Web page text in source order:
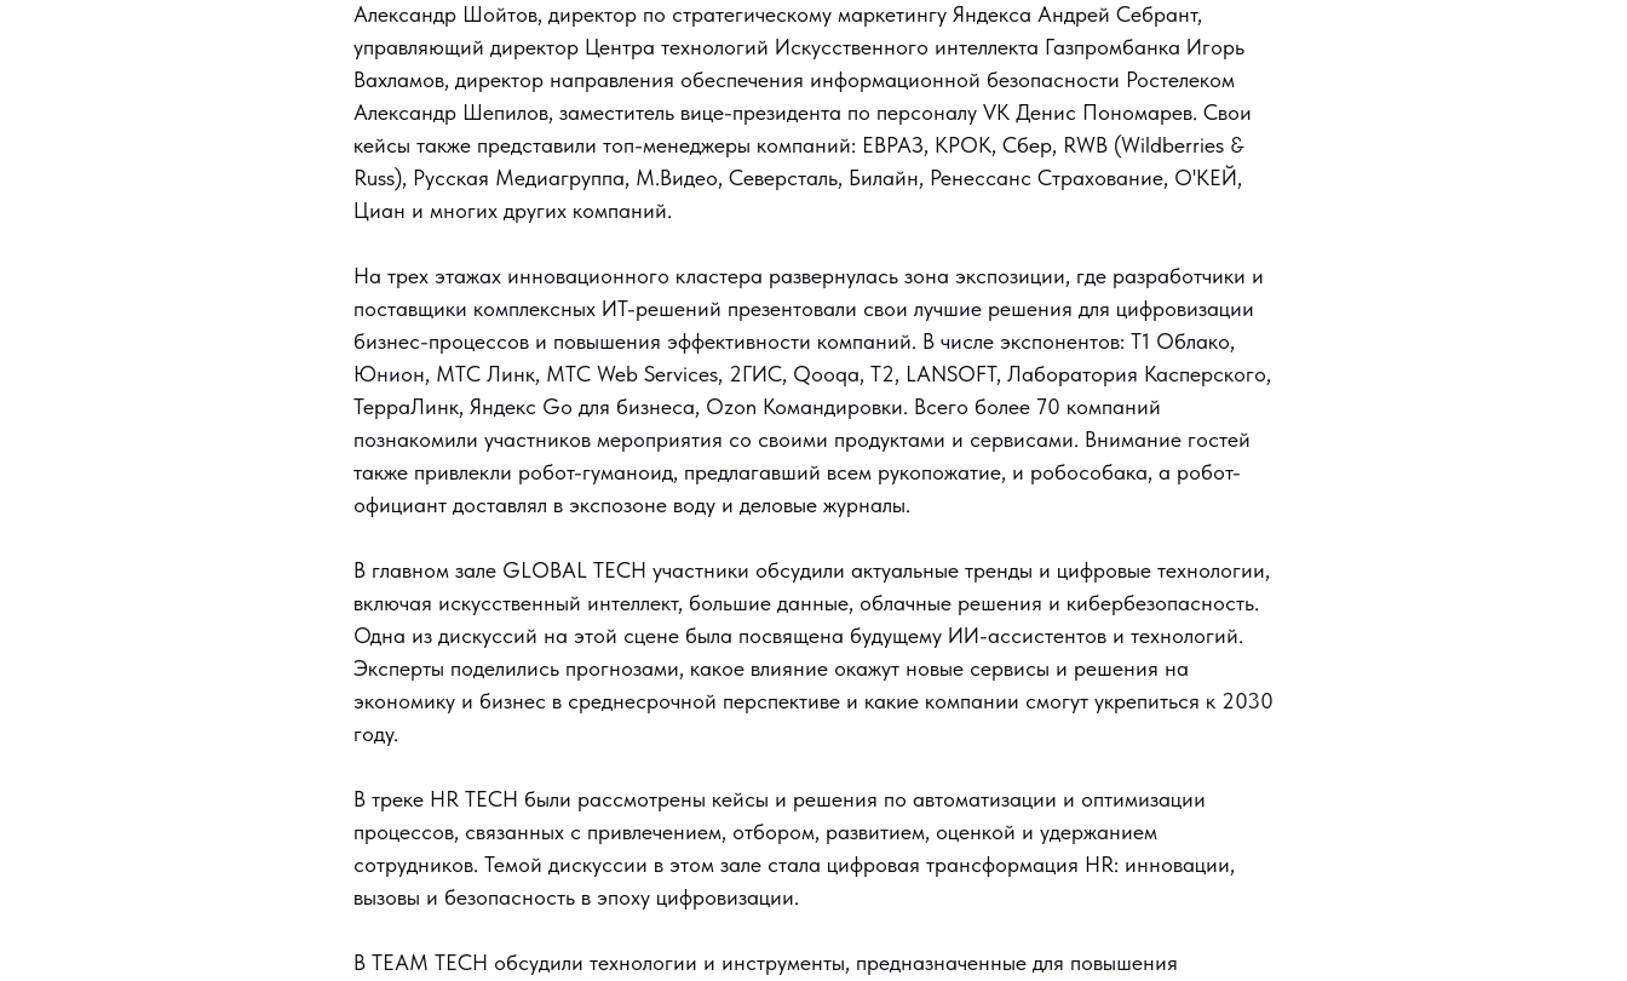
Александр Шойтов, директор по стратегическому маркетингу Яндекса Андрей Себрант,
управляющий директор Центра технологий Искусственного интеллекта Газпромбанка Игорь
Вахламов, директор направления обеспечения информационной безопасности Ростелеком
Александр Шепилов, заместитель вице-президента по персоналу VK Денис Пономарев. Свои
кейсы также представили топ-менеджеры компаний: ЕВРАЗ, КРОК, Сбер, RWB (Wildberries &
Russ), Русская Медиагруппа, М.Видео, Северсталь, Билайн, Ренессанс Страхование, О'КЕЙ,
Циан и многих других компаний.
На трех этажах инновационного кластера развернулась зона экспозиции, где разработчики и
поставщики комплексных ИТ-решений презентовали свои лучшие решения для цифровизации
бизнес-процессов и повышения эффективности компаний. В числе экспонентов: Т1 Облако,
Юнион, МТС Линк, МТС Web Services, 2ГИС, Qooqa, Т2, LANSOFT, Лаборатория Касперского,
ТерраЛинк, Яндекс Go для бизнеса, Ozon Командировки. Всего более 70 компаний
познакомили участников мероприятия со своими продуктами и сервисами. Внимание гостей
также привлекли робот-гуманоид, предлагавший всем рукопожатие, и робособака, а робот-
официант доставлял в экспозоне воду и деловые журналы.
В главном зале GLOBAL TECH участники обсудили актуальные тренды и цифровые технологии,
включая искусственный интеллект, большие данные, облачные решения и кибербезопасность.
Одна из дискуссий на этой сцене была посвящена будущему ИИ-ассистентов и технологий.
Эксперты поделились прогнозами, какое влияние окажут новые сервисы и решения на
экономику и бизнес в среднесрочной перспективе и какие компании смогут укрепиться к 2030
году.
В треке HR TECH были рассмотрены кейсы и решения по автоматизации и оптимизации
процессов, связанных с привлечением, отбором, развитием, оценкой и удержанием
сотрудников. Темой дискуссии в этом зале стала цифровая трансформация HR: инновации,
вызовы и безопасность в эпоху цифровизации.
В TEAM TECH обсудили технологии и инструменты, предназначенные для повышения